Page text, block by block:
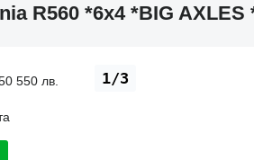
R560 *6x4 *BIG AXLES
1/3
550 лв.